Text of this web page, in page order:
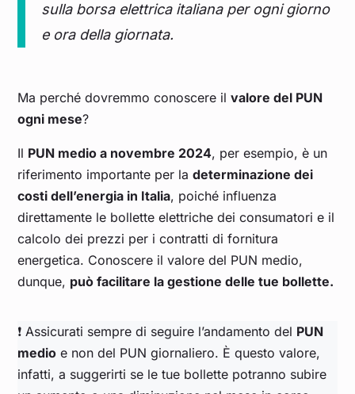
sulla borsa elettrica italiana per ogni giorno
e ora della giornata.
Ma perché dovremmo conoscere ilvalore del PUN
ogni mese?
Il PUN medio a novembre 2024, per esempio, è un
riferimento importante per ladeterminazione dei
costi dell’energia in Italia, poiché influenza
direttamente le bollette elettriche dei consumatori e il
calcolo dei prezzi per i contratti di fornitura
energetica. Conoscere il valore del PUN medio,
dunque, può facilitare la gestione delle tue bollette.
❗ Assicurati sempre di seguire l’andamento del PUN
medio e non del PUN giornaliero. È questo valore,
infatti, a suggerirti se le tue bollette potranno subire